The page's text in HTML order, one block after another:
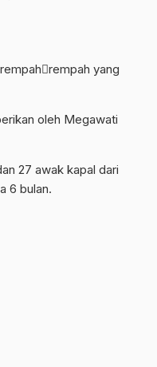
yang
oleh Megawati
27 awak kapal dari
6 bulan.